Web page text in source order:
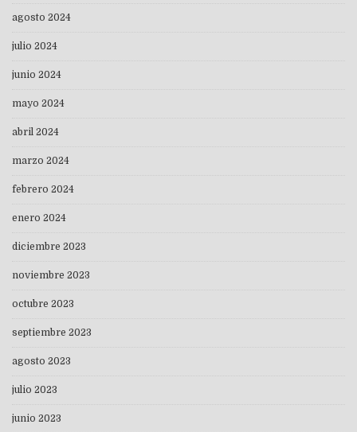
agosto 2024
julio 2024
junio 2024
mayo 2024
abril 2024
marzo 2024
febrero 2024
enero 2024
diciembre 2023
noviembre 2023
octubre 2023
septiembre 2023
agosto 2023
julio 2023
junio 2023